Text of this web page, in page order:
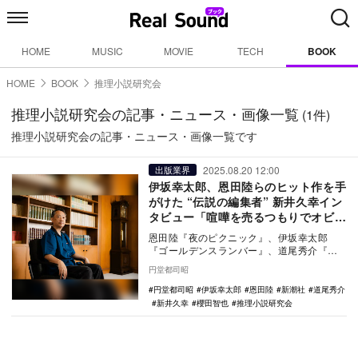
HOME MUSIC MOVIE TECH BOOK
HOME BOOK 推理小説研究会
推理小説研究会の記事・ニュース・画像一覧 (1件)
推理小説研究会の記事・ニュース・画像一覧です
出版業界 2025.08.20 12:00
伊坂幸太郎、恩田陸らのヒット作を手
がけた “伝説の編集者” 新井久幸イン
タビュー「喧嘩を売るつもりでオビを
作っています」
恩田陸『夜のピクニック』、伊坂幸太郎
『ゴールデンスランバー』、道尾秀介『向
け、ミステリを中…
円堂都司昭
円堂都司昭
伊坂幸太郎 恩田陸 新潮社
道尾秀介
新井久幸
櫻田智也 推理小説研究会